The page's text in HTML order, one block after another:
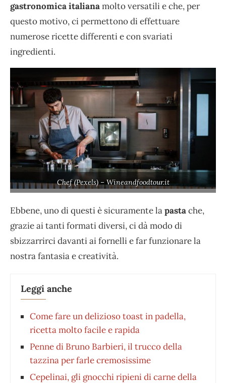
gastronomica italianamolto versatili e che, per
questo motivo, ci permettono di effettuare
numerose ricette differenti e con svariati
ingredienti.
Chef (Pexels) – Wineandfoodtour.it
Ebbene, uno di questi è sicuramente lapastache,
grazie ai tanti formati diversi, ci dà modo di
sbizzarrirci davanti ai fornelli e far funzionare la
nostra fantasia e creatività.
Leggi anche
Come fare un delizioso toast in padella,
ricetta molto facile e rapida
Penne di Bruno Barbieri, il trucco della
tazzina per farle cremosissime
Cepelinai, gli gnocchi ripieni di carne della